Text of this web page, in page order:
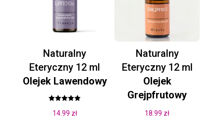
Naturalny
Eteryczny 12 ml
Olejek Lawendowy
5.00
14.99 zł
Naturalny
Eteryczny 12 ml
Olejek
Grejpfrutowy
18.99 zł